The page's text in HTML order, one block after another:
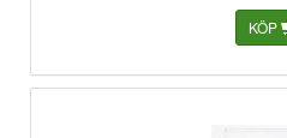
KÖP